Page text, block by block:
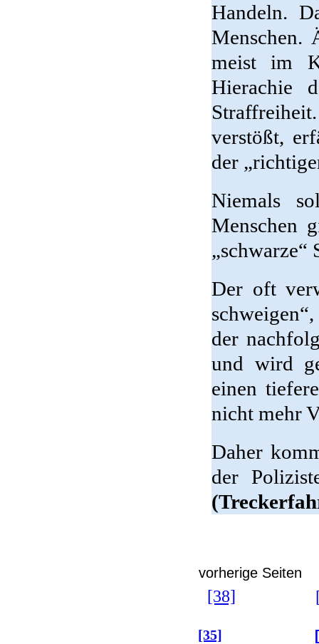
Handeln.
Menschen.
meist im
Hierachie
verstößt,
der
Niemals
Menschen
„schwarze“
Der oft
der
und wird
einen
nicht mehr
Daher
der
vorherige Seiten
[38]
[35]